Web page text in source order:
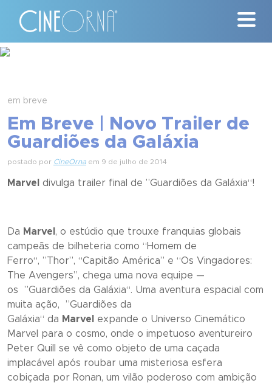
#ClássicosCineOrna
Nossa História
em breve
Em Breve | Novo Trailer de
Guardiões da Galáxia
postado por CineOrna em 9 de julho de 2014
Marvel divulga trailer final de ”Guardiões da Galáxia“!
Da Marvel , o estúdio que trouxe franquias globais
campeãs de bilheteria como “Homem de
Ferro“, ”Thor”, “Capitão América” e “Os Vingadores:
The Avengers”, chega uma nova equipe —
os ”Guardiões da Galáxia“. Uma aventura espacial com
muita ação, ”Guardiões da
Galáxia“ da Marvel
expande o Universo Cinemático
Marvel para o cosmo, onde o impetuoso aventureiro
Peter Quill se vê como objeto de uma caçada
implacável após roubar uma misteriosa esfera
cobiçada por Ronan, um vilão poderoso com ambição